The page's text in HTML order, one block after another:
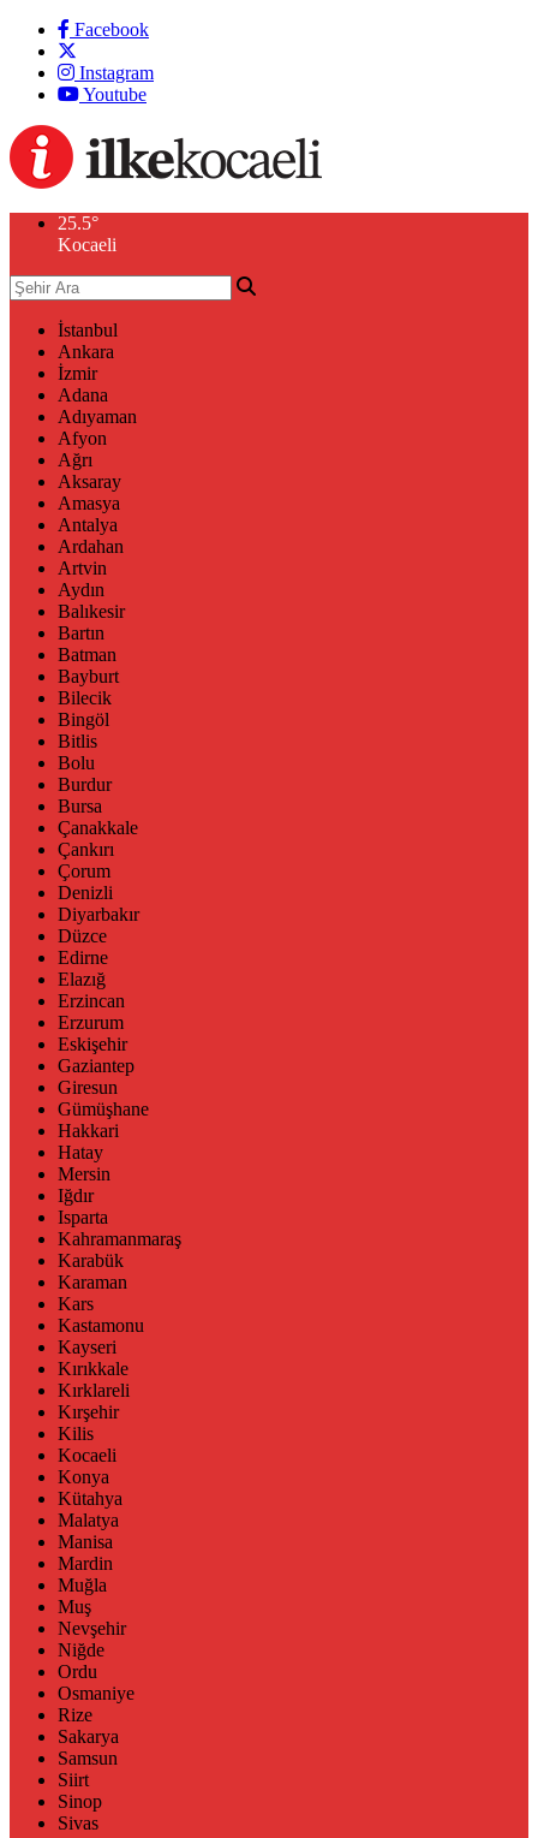
Facebook
Instagram
Youtube
25.5°
Kocaeli
İstanbul
Ankara
İzmir
Adana
Adıyaman
Afyon
Ağrı
Aksaray
Amasya
Antalya
Ardahan
Artvin
Aydın
Balıkesir
Bartın
Batman
Bayburt
Bilecik
Bingöl
Bitlis
Bolu
Burdur
Bursa
Çanakkale
Çankırı
Çorum
Denizli
Diyarbakır
Düzce
Edirne
Elazığ
Erzincan
Erzurum
Eskişehir
Gaziantep
Giresun
Gümüşhane
Hakkari
Hatay
Mersin
Iğdır
Isparta
Kahramanmaraş
Karabük
Karaman
Kars
Kastamonu
Kayseri
Kırıkkale
Kırklareli
Kırşehir
Kilis
Kocaeli
Konya
Kütahya
Malatya
Manisa
Mardin
Muğla
Muş
Nevşehir
Niğde
Ordu
Osmaniye
Rize
Sakarya
Samsun
Siirt
Sinop
Sivas